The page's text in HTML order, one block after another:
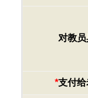
对教员
*支付给